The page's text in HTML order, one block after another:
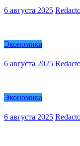
6 августа 2025
Экономика
6 августа 2025
Экономика
6 августа 2025